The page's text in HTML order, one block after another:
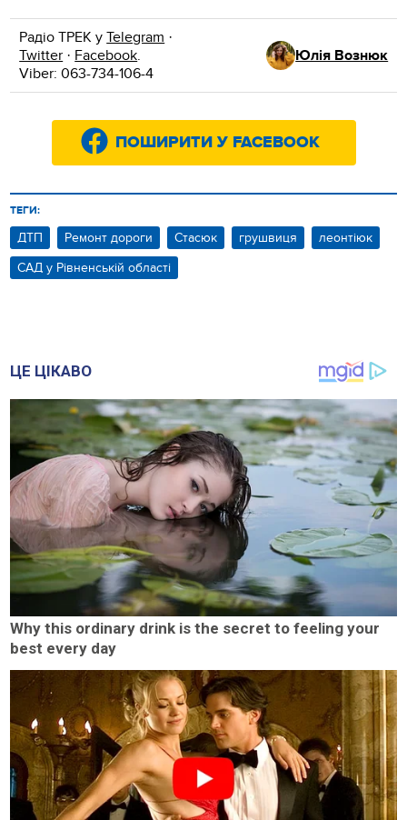
Радіо ТРЕК уTelegram ·
Twitter · Facebook.
Viber: 063-734-106-4
Юлія Вознюк
ПОШИРИТИ У FACEBOOK
ТЕГИ:
ДТП Ремонт дороги Стасюк грушвиця
леонтіюк
САД у Рівненській області
ЦЕ ЦІКАВО
Why this ordinary drink is the secret to feeling your
best every day